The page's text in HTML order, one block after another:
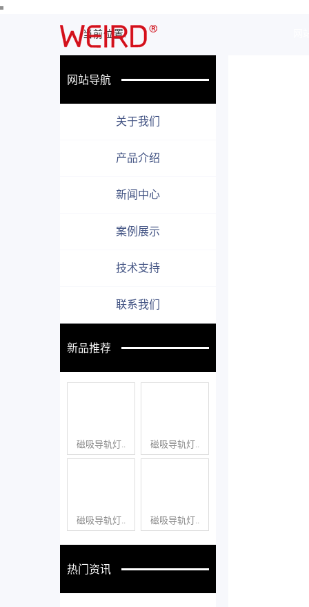
当前位置:
网站导航
关于我们
产品介绍
新闻中心
案例展示
技术支持
联系我们
新品推荐
磁吸导轨灯.. 磁吸导轨灯..
磁吸导轨灯.. 磁吸导轨灯..
热门资讯
之外，